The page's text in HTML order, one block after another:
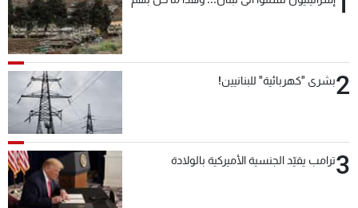
2بشرى "كهربائية" للبنانيين!
3ترامب يقيّد الجنسية الأميركية بالولادة